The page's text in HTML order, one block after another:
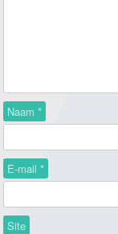
Naam *
E-mail *
Site